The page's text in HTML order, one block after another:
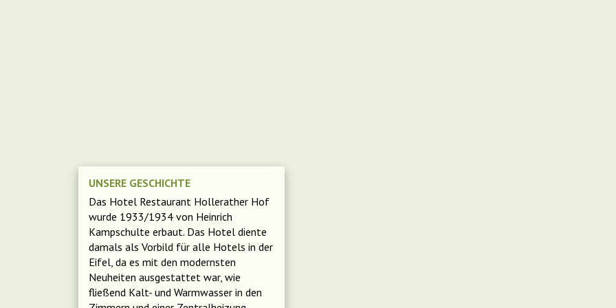
UNSERE GESCHICHTE
Das Hotel Restaurant Hollerather Hof
wurde 1933/1934 von Heinrich
Kampschulte erbaut. Das Hotel diente
damals als Vorbild für alle Hotels in der
Eifel, da es mit den modernsten
Neuheiten ausgestattet war, wie
fließend Kalt- und Warmwasser in den